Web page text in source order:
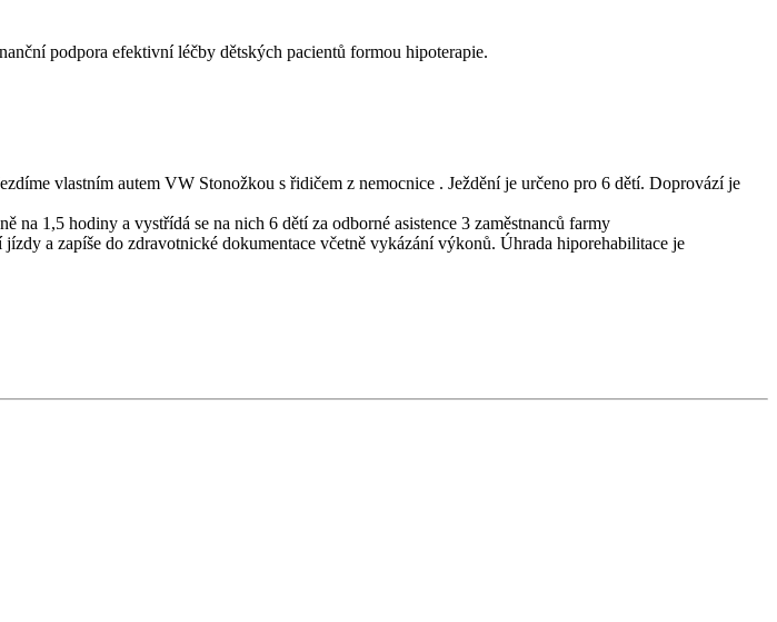
podpora efektivní léčby dětských pacientů formou hipoterapie.
vlastním autem VW Stonožkou s řidičem z nemocnice . Ježdění je určeno pro 6 dětí. Doprovází je
1,5 hodiny a vystřídá se na nich 6 dětí za odborné asistence 3 zaměstnanců farmy
a zapíše do zdravotnické dokumentace včetně vykázání výkonů. Úhrada hiporehabilitace je